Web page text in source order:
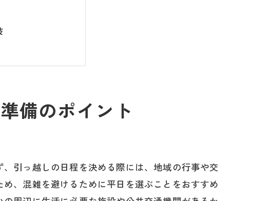
備のポイント
引っ越しの日程を決める際には、地域の行事や交
、混雑を避けるために平日を選ぶことをおすすめ